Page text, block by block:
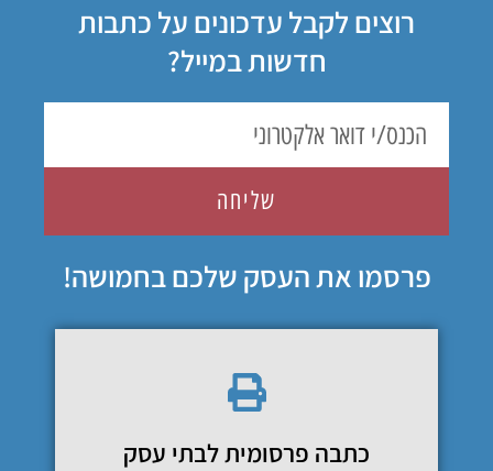
רוצים לקבל עדכונים על כתבות
חדשות במייל?
שליחה
פרסמו את העסק שלכם בחמושה!
כתבה פרסומית לבתי עסק